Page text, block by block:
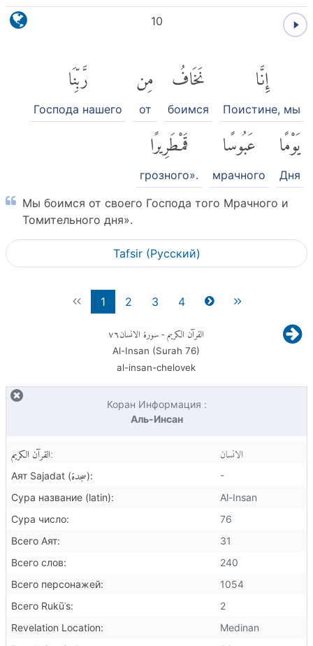
10
إِنَّا
Поистине, мы
نَخَافُ
боимся
مِن
от
رَّبِّنَا
Господа нашего
يَوْمًا
Дня
عَبُوسًا
мрачного
قَمْطَرِيرًا
грозного».
Мы боимся от своего Господа того Мрачного и
Томительного дня».
Tafsir (Pусский)
1 2 3 4
القرآن الكريم- سورة الانسان٧٦
Al-Insan (Surah 76)
al-insan-chelovek
Коран Информация :
Аль-Инсан
القرآن الكريم: الانسان
Аят Sajadat (سجدة):
-
Сура название (latin):
Al-Insan
Сура число:
76
Всего Аят:
31
Всего слов:
240
Всего персонажей:
1054
Всего Rukūʿs:
2
Revelation Location:
Medinan